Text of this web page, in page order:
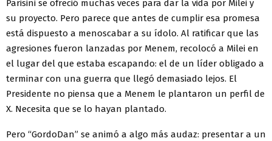
Parisini se ofreció muchas veces para dar la vida por Milei y
su proyecto. Pero parece que antes de cumplir esa promesa
está dispuesto a menoscabar a su ídolo. Al ratificar que las
agresiones fueron lanzadas por Menem, recolocó a Milei en
el lugar del que estaba escapando: el de un líder obligado a
terminar con una guerra que llegó demasiado lejos. El
Presidente no piensa que a Menem le plantaron un perfil de
X. Necesita que se lo hayan plantado.
Pero “GordoDan” se animó a algo más audaz: presentar a un